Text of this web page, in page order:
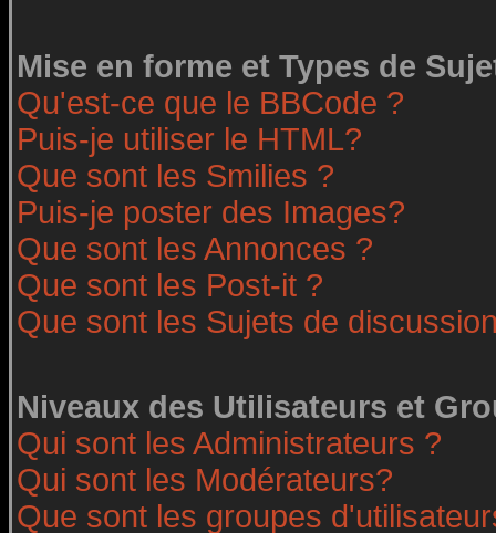
Mise en forme et Types de
Qu'est-ce que le BBCode ?
Puis-je utiliser le HTML?
Que sont les Smilies ?
Puis-je poster des Images?
Que sont les Annonces ?
Que sont les Post-it ?
Que sont les Sujets de
Niveaux des Utilisateurs et
Qui sont les Administrateurs ?
Qui sont les Modérateurs?
Que sont les groupes